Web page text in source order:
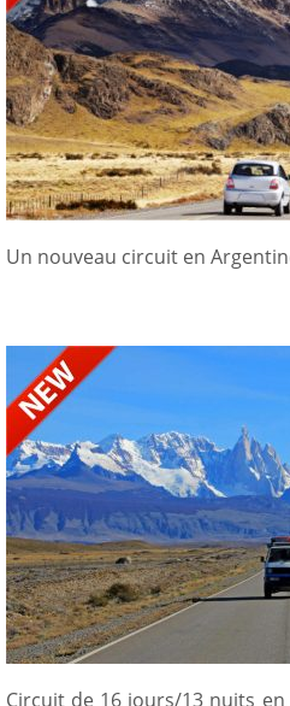
Un nouveau circuit en
Circuit de 16 jours/13 nuits